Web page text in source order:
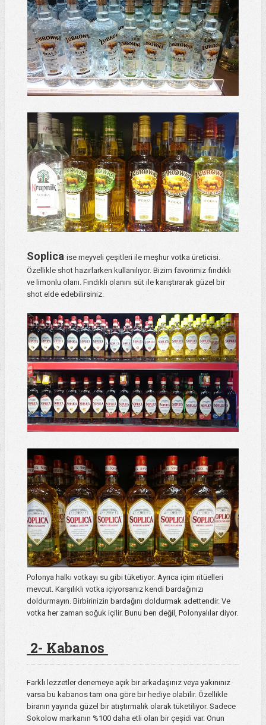
Soplica ise meyveli çeşitleri ile meşhur votka üreticisi.
Özellikle shot hazırlarken kullanılıyor. Bizim favorimiz fındıklı
ve limonlu olanı. Fındıklı olanını süt ile karıştırarak güzel bir
shot elde edebilirsiniz.
Polonya halkı votkayı su gibi tüketiyor. Ayrıca içim ritüelleri
mevcut. Karşılıklı votka içiyorsanız kendi bardağınızı
doldurmayın. Birbirinizin bardağını doldurmak adettendir. Ve
votka her zaman soğuk içilir. Bunu ben değil, Polonyalılar diyor.
2- Kabanos
Farklı lezzetler denemeye açık bir arkadaşınız veya yakınınız
varsa bu kabanos tam ona göre bir hediye olabilir. Özellikle
biranın yayında güzel bir atıştırmalık olarak tüketiliyor. Sadece
Sokolow markanın %100 daha etli olan bir çeşidi var. Onun